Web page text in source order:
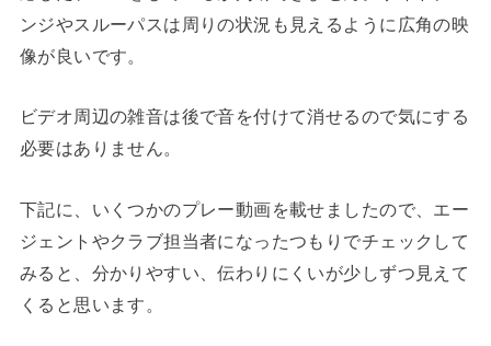
ンジやスルーパスは周りの状況も見えるように広角の映
像が良いです。
ビデオ周辺の雑音は後で音を付けて消せるので気にする
必要はありません。
下記に、いくつかのプレー動画を載せましたので、エー
ジェントやクラブ担当者になったつもりでチェックして
みると、分かりやすい、伝わりにくいが少しずつ見えて
くると思います。